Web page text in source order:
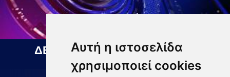
Αυτή η ιστοσελίδα
χρησιμοποιεί cookies
ΔΕΛΤΙΟ ΕΙΔΗΣΕΩΝ 07 08 2026